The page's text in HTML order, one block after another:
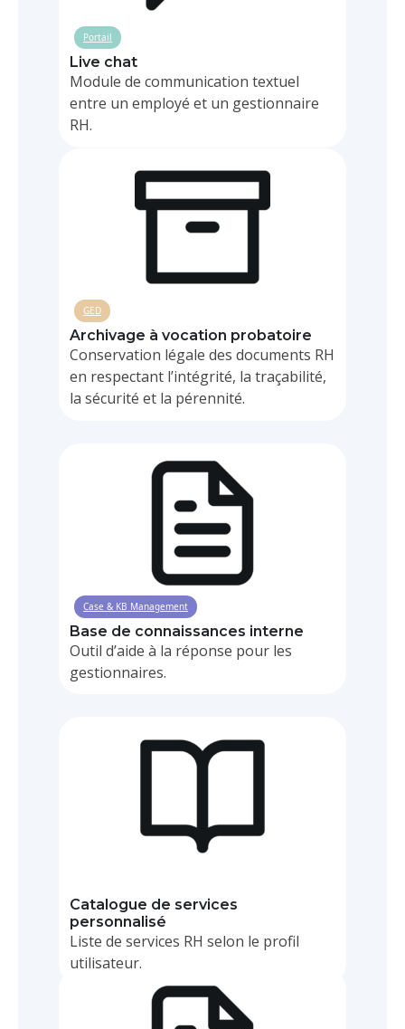
Portail
Live chat
Module de communication textuel
entre un employé et un gestionnaire
RH.
GED
Archivage à vocation probatoire
Conservation légale des documents RH
en respectant l’intégrité, la traçabilité,
la sécurité et la pérennité.
Case & KB Management
Base de connaissances interne
Outil d’aide à la réponse pour les
gestionnaires.
Catalogue de services
personnalisé
Liste de services RH selon le profil
utilisateur.